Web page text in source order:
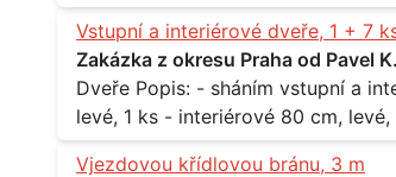
při 20°C - cca 870 kg / m3 Balení: - po 190 kg v sudu Množství: - cca 500 kg - roční spotřeba
Lokalita: - Praha
Vstupní a interiérové dveře, 1 + 7
Zakázka z okresu Praha od Pavel K.
Dveře Popis: - sháním vstupní a interiérové dveře pro byt Rozměr a počet: - vstupní 80 cm,
levé, 1 ks - interiérové 80 cm, levé, 2
Praha 10
Vjezdovou křídlovou bránu, 3 m